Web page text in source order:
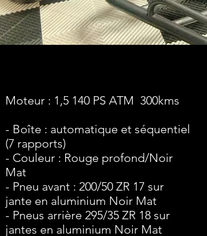
Moteur : 1,5 140 PS ATM 300kms
- Boîte : automatique et séquentiel
(7 rapports)
- Couleur : Rouge profond/Noir
Mat
- Pneu avant : 200/50 ZR 17 sur
jante en aluminium Noir Mat
- Pneus arrière 295/35 ZR 18 sur
jantes en aluminium Noir Mat